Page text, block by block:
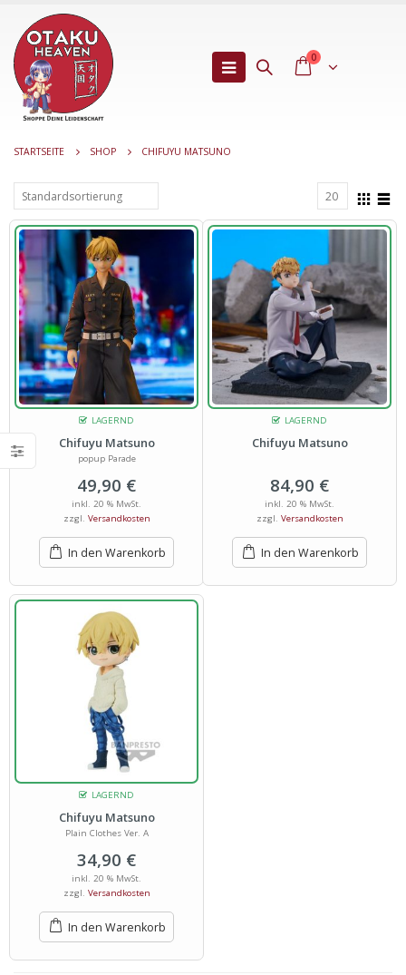
0
STARTSEITE SHOP CHIFUYU MATSUNO
LAGERND
Chifuyu Matsuno
popup Parade
49,90 €
inkl. 20 % MwSt.
zzgl. Versandkosten
In den Warenkorb
LAGERND
Chifuyu Matsuno
84,90 €
inkl. 20 % MwSt.
zzgl. Versandkosten
In den Warenkorb
LAGERND
Chifuyu Matsuno
Plain Clothes Ver. A
34,90 €
inkl. 20 % MwSt.
zzgl. Versandkosten
In den Warenkorb